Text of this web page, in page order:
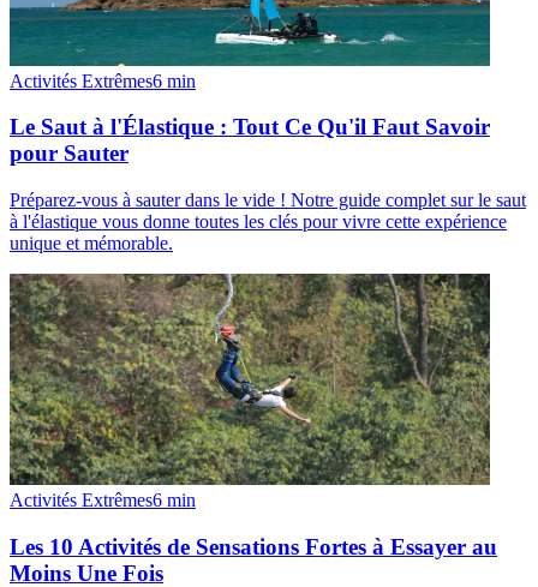
Activités Extrêmes6 min
Le Saut à l'Élastique : Tout Ce Qu'il Faut Savoir
pour Sauter
Préparez-vous à sauter dans le vide ! Notre guide complet sur le saut
à l'élastique vous donne toutes les clés pour vivre cette expérience
unique et mémorable.
Activités Extrêmes6 min
Les 10 Activités de Sensations Fortes à Essayer au
Moins Une Fois